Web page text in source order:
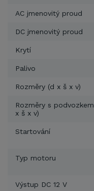
AC jmenovitý proud
DC jmenovitý proud
Krytí
Palivo
Rozměry (d x š x v)
Rozměry s
x š x v)
Startování
Typ motoru
Výstup DC 12 V